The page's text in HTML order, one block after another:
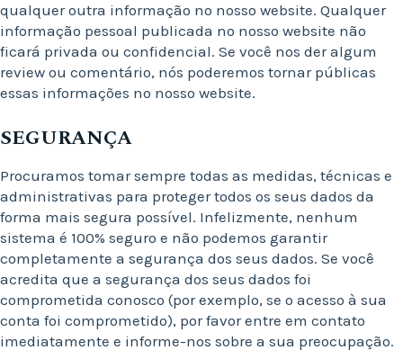
qualquer outra informação no nosso website. Qualquer
informação pessoal publicada no nosso website não
ficará privada ou confidencial. Se você nos der algum
review ou comentário, nós poderemos tornar públicas
essas informações no nosso website.
SEGURANÇA
Procuramos tomar sempre todas as medidas, técnicas e
administrativas para proteger todos os seus dados da
forma mais segura possível. Infelizmente, nenhum
sistema é 100% seguro e não podemos garantir
completamente a segurança dos seus dados. Se você
acredita que a segurança dos seus dados foi
comprometida conosco (por exemplo, se o acesso à sua
conta foi comprometido), por favor entre em contato
imediatamente e informe-nos sobre a sua preocupação.